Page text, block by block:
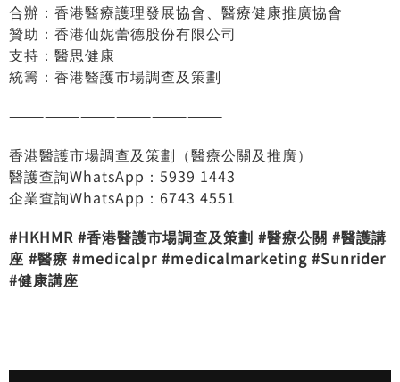
合辦：香港醫療護理發展協會、醫療健康推廣協會
贊助：香港仙妮蕾德股份有限公司
支持：醫思健康
統籌：香港醫護市場調查及策劃
——————————————————
香港醫護市場調查及策劃（醫療公關及推廣）
醫護查詢WhatsApp：5939 1443
企業查詢WhatsApp：6743 4551
#HKHMR #香港醫護市場調查及策劃 #醫療公關 #醫護講
座 #醫療 #medicalpr #medicalmarketing #Sunrider
#健康講座